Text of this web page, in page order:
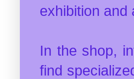
exhibition and
In the shop,
find